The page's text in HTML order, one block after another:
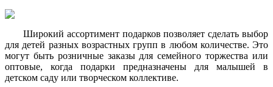
Широкий ассортимент подарков позволяет сделать выбор
для детей разных возрастных групп в любом количестве. Это
могут быть розничные заказы для семейного торжества или
оптовые, когда подарки предназначены для малышей в
детском саду или творческом коллективе.